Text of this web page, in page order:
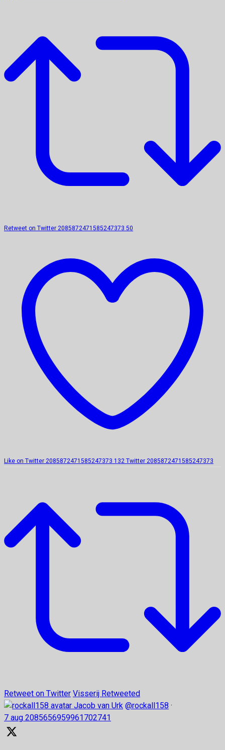
Retweet on Twitter 2085872471585247373 50
Like on Twitter 2085872471585247373 132 Twitter 2085872471585247373
Retweet on Twitter Visserij Retweeted
Jacob van Urk @rockall158 ·
7 aug 2085656959961702741